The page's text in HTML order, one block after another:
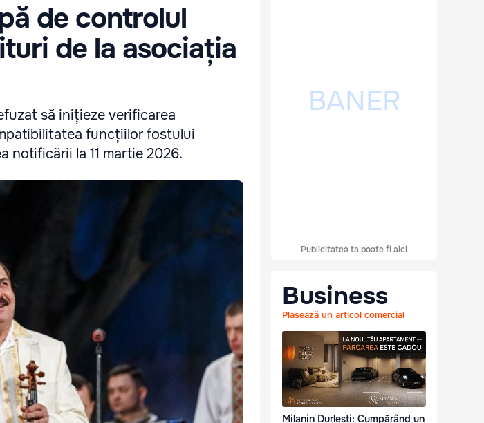
de controlul
de la asociația
să inițieze verificarea
funcțiilor fostului
notificării la 11 martie 2026.
Publicitatea ta poate fi aici
Business
Plasează un articol comercial
Milanin Durlești: Cumpărând un